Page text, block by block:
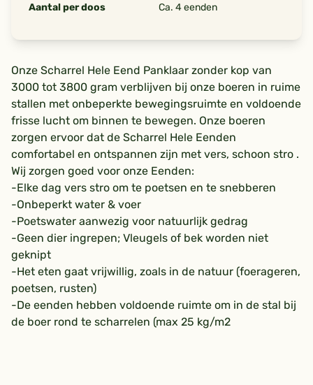
Aantal per doos Ca. 4 eenden
Onze Scharrel Hele Eend Panklaar zonder kop van
3000 tot 3800 gram verblijven bij onze boeren in ruime
stallen met onbeperkte bewegingsruimte en voldoende
frisse lucht om binnen te bewegen. Onze boeren
zorgen ervoor dat de Scharrel Hele Eenden
comfortabel en ontspannen zijn met vers, schoon stro .
Wij zorgen goed voor onze Eenden:
-Elke dag vers stro om te poetsen en te snebberen
-Onbeperkt water & voer
-Poetswater aanwezig voor natuurlijk gedrag
-Geen dier ingrepen; Vleugels of bek worden niet
geknipt
-Het eten gaat vrijwillig, zoals in de natuur (foerageren,
poetsen, rusten)
-De eenden hebben voldoende ruimte om in de stal bij
de boer rond te scharrelen (max 25 kg/m2